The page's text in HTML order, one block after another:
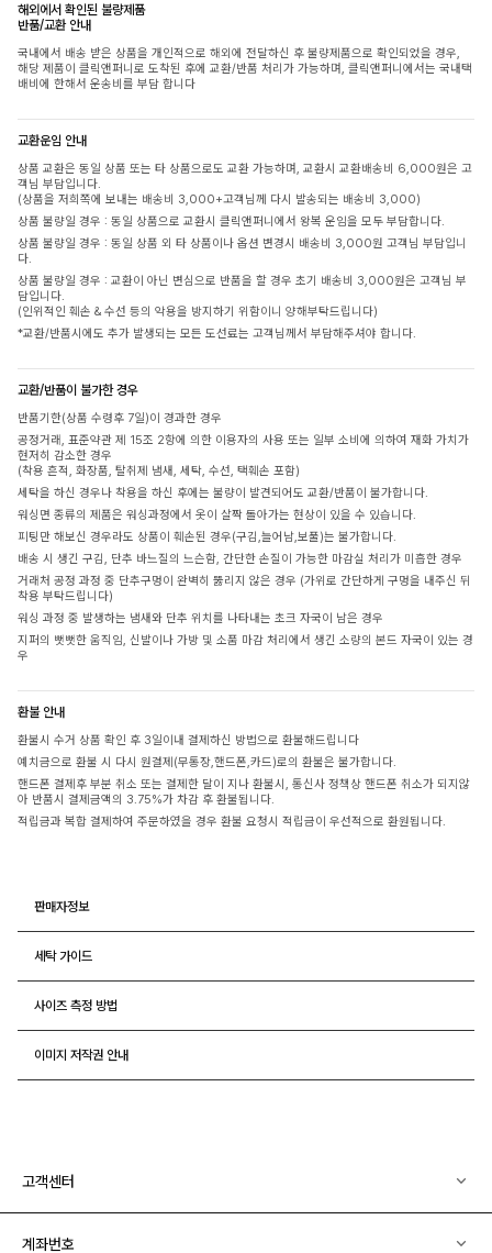
해외에서 확인된 불량제품
반품/교환 안내
국내에서 배송 받은 상품을 개인적으로 해외에 전달하신 후 불량제품으로 확인되었을 경우,
해당 제품이 클릭앤퍼니로 도착된 후에 교환/반품 처리가 가능하며, 클릭앤퍼니에서는 국내택
배비에 한해서 운송비를 부담 합니다
교환운임 안내
상품 교환은 동일 상품 또는 타 상품으로도 교환 가능하며, 교환시 교환배송비 6,000원은 고
객님 부담입니다.
(상품을 저희쪽에 보내는 배송비 3,000+고객님께 다시 발송되는 배송비 3,000)
상품 불량일 경우 : 동일 상품으로 교환시 클릭앤퍼니에서 왕복 운임을 모두 부담합니다.
상품 불량일 경우 : 동일 상품 외 타 상품이나 옵션 변경시 배송비 3,000원 고객님 부담입니
다.
상품 불량일 경우 : 교환이 아닌 변심으로 반품을 할 경우 초기 배송비 3,000원은 고객님 부
담입니다.
(인위적인 훼손 & 수선 등의 악용을 방지하기 위함이니 양해부탁드립니다)
*교환/반품시에도 추가 발생되는 모든 도선료는 고객님께서 부담해주셔야 합니다.
교환/반품이 불가한 경우
반품기한(상품 수령후 7일)이 경과한 경우
공정거래, 표준약관 제 15조 2항에 의한 이용자의 사용 또는 일부 소비에 의하여 재화 가치가
현저히 감소한 경우
(착용 흔적, 화장품, 탈취제 냄새, 세탁, 수선, 택훼손 포함)
세탁을 하신 경우나 착용을 하신 후에는 불량이 발견되어도 교환/반품이 불가합니다.
워싱면 종류의 제품은 워싱과정에서 옷이 살짝 돌아가는 현상이 있을 수 있습니다.
피팅만 해보신 경우라도 상품이 훼손된 경우(구김,늘어남,보풀)는 불가합니다.
배송 시 생긴 구김, 단추 바느질의 느슨함, 간단한 손질이 가능한 마감실 처리가 미흡한 경우
거래처 공정 과정 중 단추구멍이 완벽히 뚫리지 않은 경우 (가위로 간단하게 구멍을 내주신 뒤
착용 부탁드립니다)
워싱 과정 중 발생하는 냄새와 단추 위치를 나타내는 초크 자국이 남은 경우
지퍼의 뻣뻣한 움직임, 신발이나 가방 및 소품 마감 처리에서 생긴 소량의 본드 자국이 있는 경
우
환불 안내
환불시 수거 상품 확인 후 3일이내 결제하신 방법으로 환불해드립니다
예치금으로 환불 시 다시 원결제(무통장,핸드폰,카드)로의 환불은 불가합니다.
핸드폰 결제후 부분 취소 또는 결제한 달이 지나 환불시, 통신사 정책상 핸드폰 취소가 되지않
아 반품시 결제금액의 3.75%가 차감 후 환불됩니다.
적립금과 복합 결제하여 주문하였을 경우 환불 요청시 적립금이 우선적으로 환원됩니다.
판매자정보
세탁 가이드
사이즈 측정 방법
이미지 저작권 안내
고객센터
계좌번호